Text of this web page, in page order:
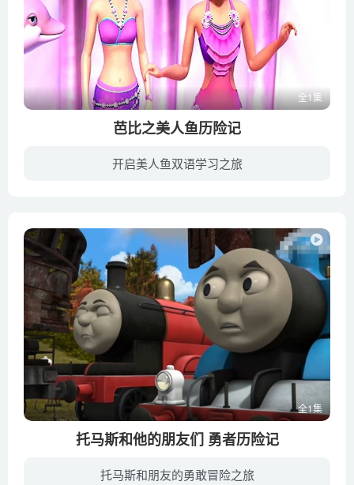
全1集
芭比之美人鱼历险记
开启美人鱼双语学习之旅
全1集
托马斯和他的朋友们 勇者历险记
托马斯和朋友的勇敢冒险之旅